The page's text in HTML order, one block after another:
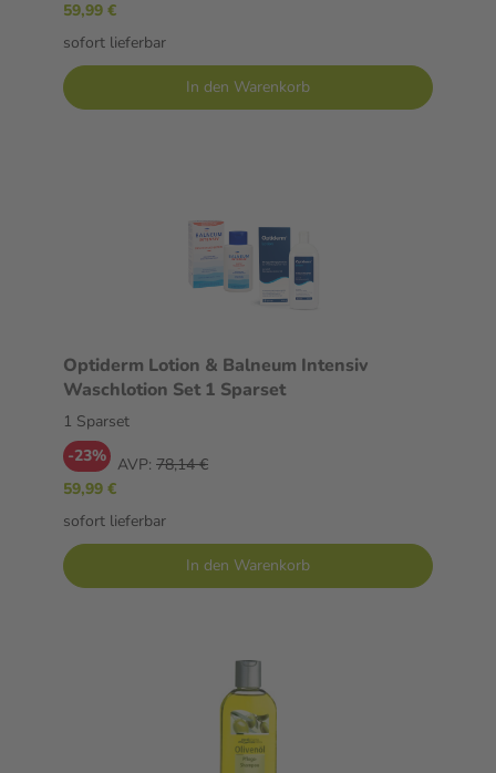
59,99 €
sofort lieferbar
In den Warenkorb
Optiderm Lotion & Balneum Intensiv
Waschlotion Set 1 Sparset
1 Sparset
-23% AVP: 78,14 €
59,99 €
sofort lieferbar
In den Warenkorb